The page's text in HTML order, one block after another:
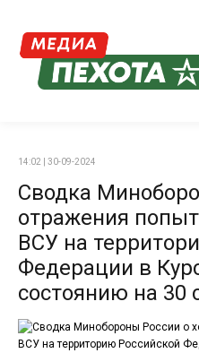
14:02 | 30-09-2024
Сводка
отражения
ВСУ на
Федерации в
состоянию на 30